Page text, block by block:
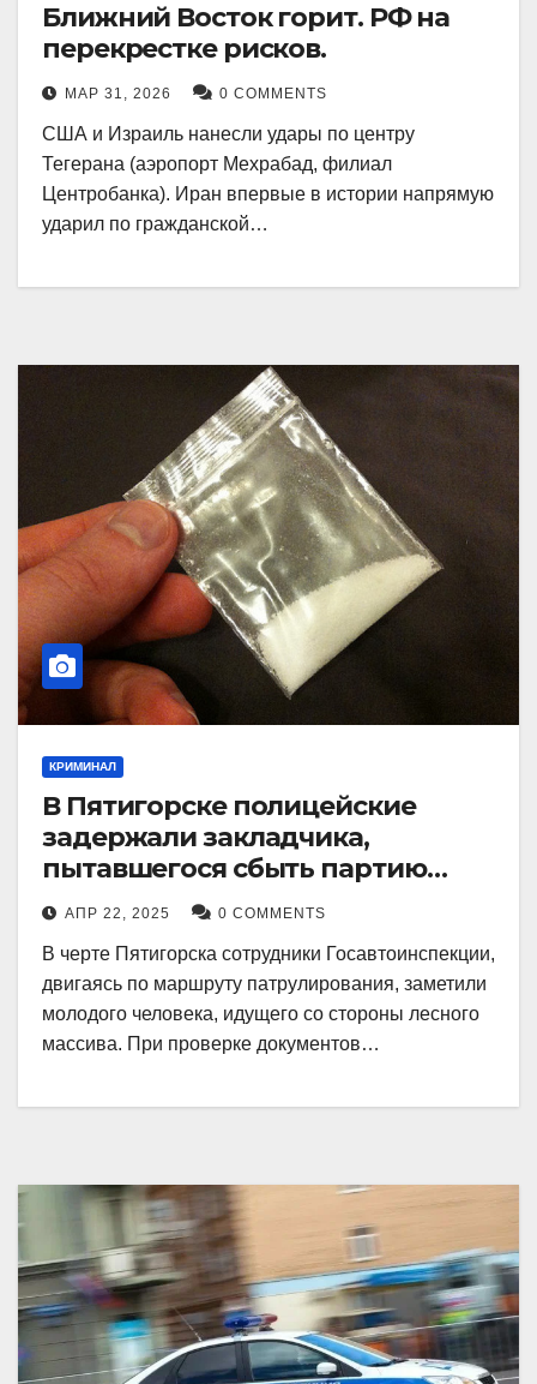
Ближний Восток горит. РФ на
перекрестке рисков.
МАР 31, 2026 0 COMMENTS
США и Израиль нанесли удары по центру
Тегерана (аэропорт Мехрабад, филиал
Центробанка). Иран впервые в истории напрямую
ударил по гражданской…
КРИМИНАЛ
В Пятигорске полицейские
задержали закладчика,
пытавшегося сбыть партию
синтетического наркотика
АПР 22, 2025 0 COMMENTS
В черте Пятигорска сотрудники Госавтоинспекции,
двигаясь по маршруту патрулирования, заметили
молодого человека, идущего со стороны лесного
массива. При проверке документов…